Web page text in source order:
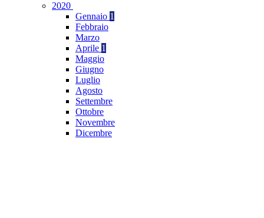
2020
Gennaio 1
Febbraio
Marzo
Aprile 1
Maggio
Giugno
Luglio
Agosto
Settembre
Ottobre
Novembre
Dicembre